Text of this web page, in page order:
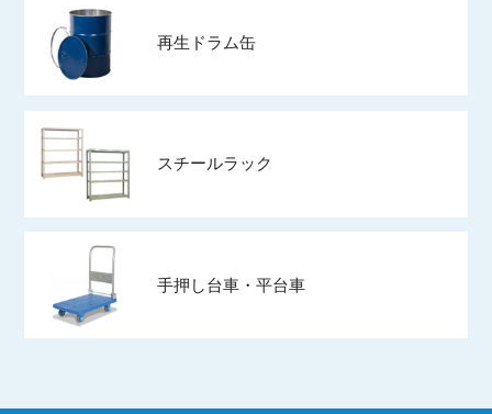
再生ドラム缶
スチールラック
手押し台車・平台車